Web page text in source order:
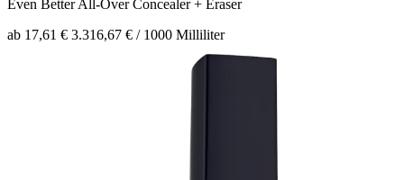
Even BetterAll-Over Concealer + Eraser
ab 17,61 € 3.316,67 € / 1000 Milliliter